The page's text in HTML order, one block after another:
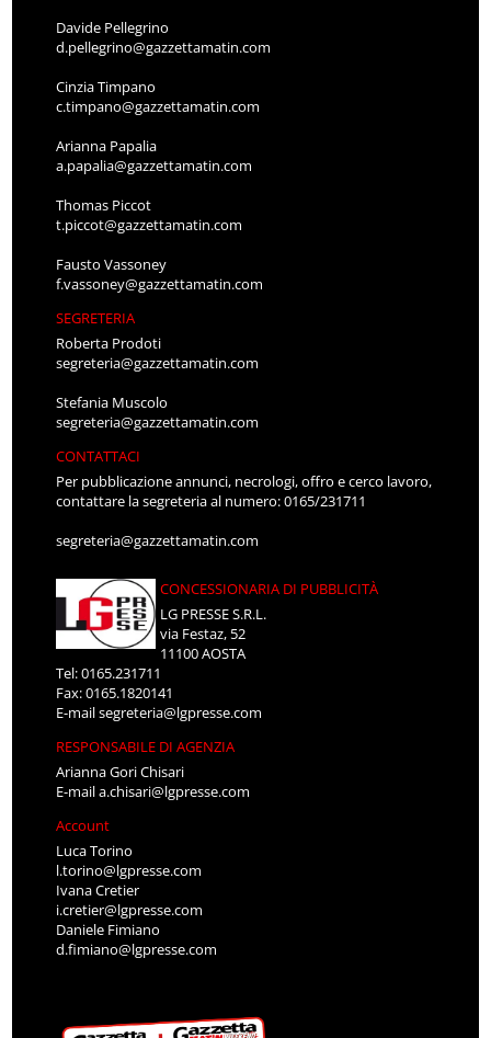
Davide Pellegrino
d.pellegrino@gazzettamatin.com
Cinzia Timpano
c.timpano@gazzettamatin.com
Arianna Papalia
a.papalia@gazzettamatin.com
Thomas Piccot
t.piccot@gazzettamatin.com
Fausto Vassoney
f.vassoney@gazzettamatin.com
SEGRETERIA
Roberta Prodoti
segreteria@gazzettamatin.com
Stefania Muscolo
segreteria@gazzettamatin.com
CONTATTACI
Per pubblicazione annunci, necrologi, offro e cerco lavoro,
contattare la segreteria al numero: 0165/231711
segreteria@gazzettamatin.com
CONCESSIONARIA DI PUBBLICITÀ
LG PRESSE S.R.L.
via Festaz, 52
11100 AOSTA
Tel: 0165.231711
Fax: 0165.1820141
E-mailsegreteria@lgpresse.com
RESPONSABILE DI AGENZIA
Arianna Gori Chisari
E-maila.chisari@lgpresse.com
Account
Luca Torino
l.torino@lgpresse.com
Ivana Cretier
i.cretier@lgpresse.com
Daniele Fimiano
d.fimiano@lgpresse.com